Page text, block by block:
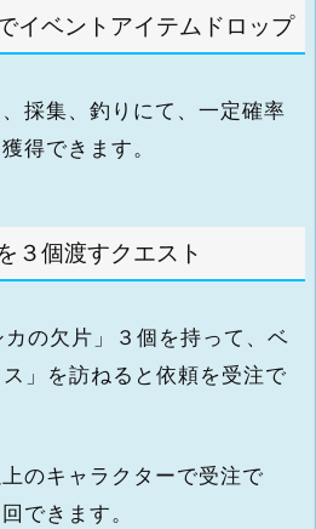
イベントアイテムドロップ
採集、釣りにて、一定確率
得できます。
３個渡すクエスト
カの欠片」３個を持って、ベ
」を訪ねると依頼を受注で
のキャラクターで受注で
できます。